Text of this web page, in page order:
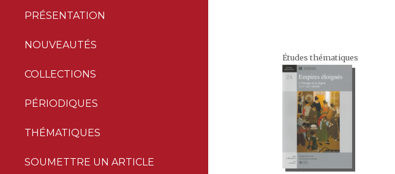
PRÉSENTATION
NOUVEAUTÉS
COLLECTIONS
PÉRIODIQUES
THÉMATIQUES
SOUMETTRE UN ARTICLE
Études thématiques